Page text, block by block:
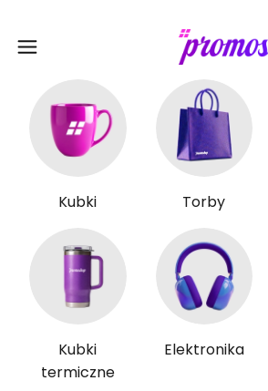
Kubki Torby
Kubki
termiczne
Elektronika